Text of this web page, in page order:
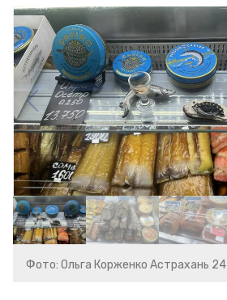
Фото: Ольга Корженко Астрахань 24